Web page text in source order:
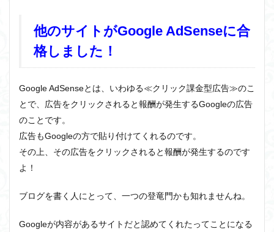
他のサイトがGoogle AdSenseに合
格しました！
Google AdSenseとは、いわゆる≪クリック課金型広告≫のこ
とで、広告をクリックされると報酬が発生するGoogleの広告
のことです。
広告もGoogleの方で貼り付けてくれるのです。
その上、その広告をクリックされると報酬が発生するのです
よ！
ブログを書く人にとって、一つの登竜門かも知れませんね。
Googleが内容があるサイトだと認めてくれたってことになる